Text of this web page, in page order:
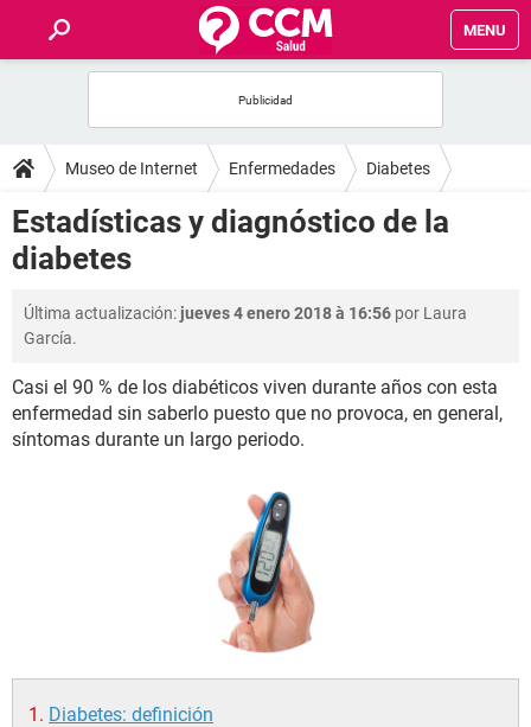
MENU
FOROS
SALUD
FAMILIA
NUTRICIÓN
BIENESTAR
Museo de Internet Enfermedades Diabetes
Estadísticas y diagnóstico de la
diabetes
Última actualización: jueves 4 enero 2018 à 16:56 por Laura
García.
Casi el 90 % de los diabéticos viven durante años con esta
enfermedad sin saberlo puesto que no provoca, en general,
síntomas durante un largo periodo.
Diabetes: definición